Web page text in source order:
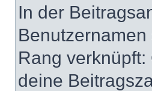
In der
Rang
deine